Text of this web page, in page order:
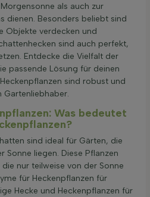
als auch zur
dienen. Besonders beliebt sind
Objekte verdecken und
sind auch perfekt,
Entdecke die Vielfalt der
passende Lösung für deinen
sind robust und
Gartenliebhaber.
Was bedeutet
sind ideal für Gärten, die
Sonne liegen. Diese Pflanzen
nur teilweise von der Sonne
für Heckenpflanzen für
Hecke und Heckenpflanzen für